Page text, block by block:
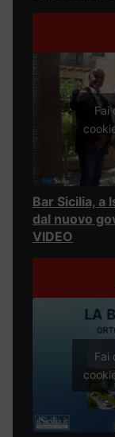
Fai
Bar Sicilia, a
dal nuovo
VIDEO
Fai